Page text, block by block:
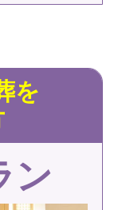
を
ン